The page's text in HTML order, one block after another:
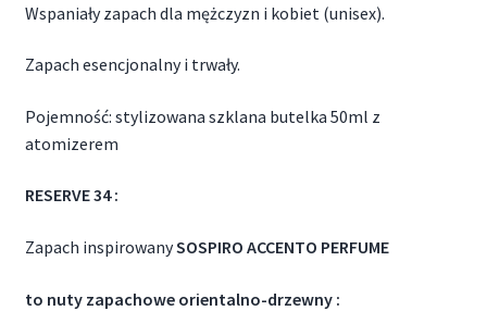
Wspaniały zapach dla mężczyzn i kobiet (unisex).
Zapach esencjonalny i trwały.
Pojemność: stylizowana szklana butelka 50ml z
atomizerem
RESERVE 34 :
Zapach inspirowanySOSPIRO ACCENTO PERFUME
to nuty zapachowe orientalno-drzewny :